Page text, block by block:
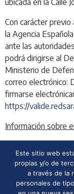
ubicada en la Calle
Con carácter previo
la Agencia
ante las
podrá dirigirse al
Ministerio de
correo electrónico:
firmarse
https://
Información sobre
Reglamento, tiene
Datos. Podrá
través de la
Este sitio web
propias y/o de
a través de la
personales de